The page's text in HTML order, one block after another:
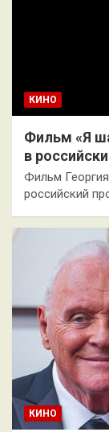
КИНО
Фильм «Я
в
Фильм
российский
КИНО